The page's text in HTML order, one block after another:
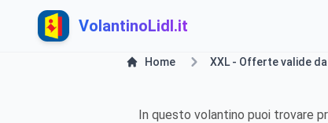
VolantinoLidl.it
Home XXL - Offerte valide
In questo volantino puoi trovare